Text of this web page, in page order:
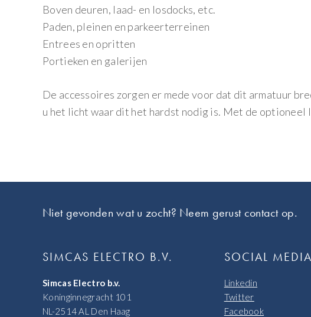
Boven deuren, laad- en losdocks, etc.
Paden, pleinen en parkeerterreinen
Entrees en opritten
Portieken en galerijen
De accessoires zorgen er mede voor dat dit armatuur
u het licht waar dit het hardst nodig is. Met de
Niet gevonden wat u zocht? Neem gerust contact op.
SIMCAS ELECTRO B.V.
Simcas Electro b.v.
Koninginnegracht 101
NL-2514 AL Den Haag
SOCIAL MEDIA
Linkedin
Twitter
Facebook